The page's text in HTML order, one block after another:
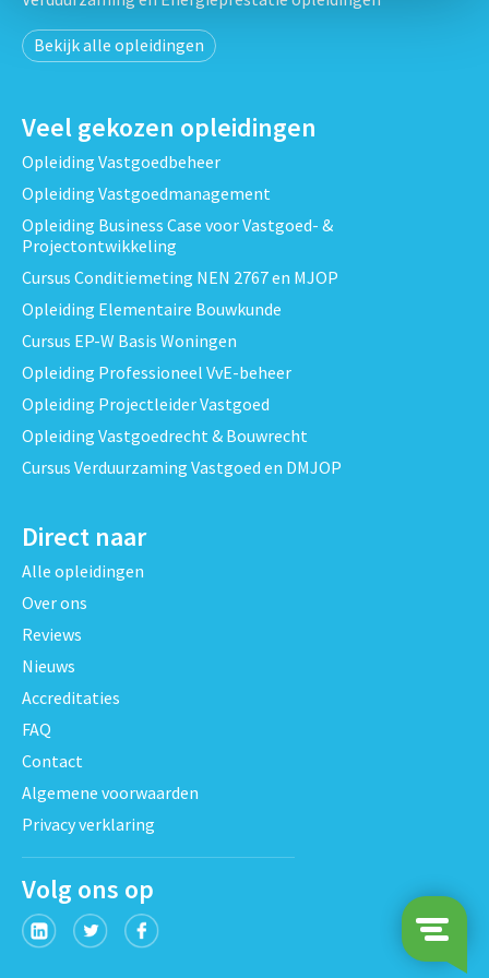
Bekijk alle opleidingen
Veel gekozen opleidingen
Opleiding Vastgoedbeheer
Opleiding Vastgoedmanagement
Opleiding Business Case voor Vastgoed- &
Projectontwikkeling
Cursus Conditiemeting NEN 2767 en MJOP
Opleiding Elementaire Bouwkunde
Cursus EP-W Basis Woningen
Opleiding Professioneel VvE-beheer
Opleiding Projectleider Vastgoed
Opleiding Vastgoedrecht & Bouwrecht
Cursus Verduurzaming Vastgoed en DMJOP
Direct naar
Alle opleidingen
Over ons
Reviews
Nieuws
Accreditaties
FAQ
Contact
Algemene voorwaarden
Privacy verklaring
Volg ons op